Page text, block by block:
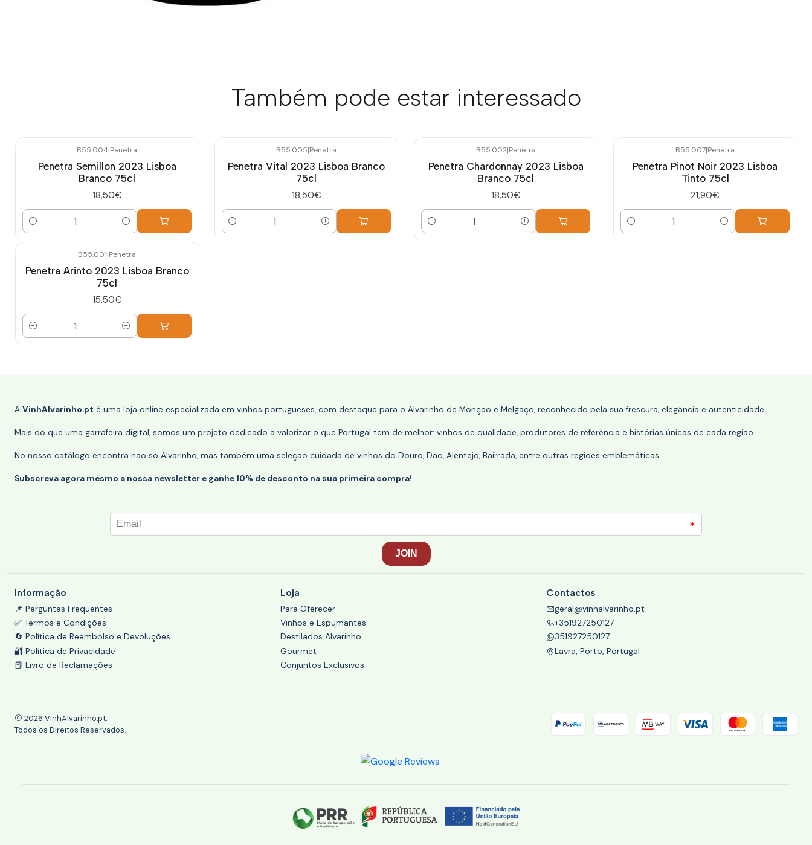
Também pode estar interessado
B55.004|Penetra
Penetra Semillon 2023 Lisboa
Branco 75cl
18,50€
Quantidade
B55.005|Penetra
Penetra Vital 2023 Lisboa Branco
75cl
18,50€
Quantidade
B55.002|Penetra
Penetra Chardonnay 2023 Lisboa
Branco 75cl
18,50€
Quantidade
B55.007|Penetra
Penetra Pinot Noir 2023 Lisboa
Tinto 75cl
21,90€
Quantidade
B55.001|Penetra
Penetra Arinto 2023 Lisboa Branco
75cl
15,50€
Quantidade
A VinhAlvarinho.pt é uma loja online especializada em vinhos portugueses, com destaque para o Alvarinho de Monção e Melgaço, reconhecido pela sua frescura, elegância e autenticidade.
Mais do que uma garrafeira digital, somos um projeto dedicado a valorizar o que Portugal tem de melhor: vinhos de qualidade, produtores de referência e histórias únicas de cada região.
No nosso catálogo encontra não só Alvarinho, mas também uma seleção cuidada de vinhos do Douro, Dão, Alentejo, Bairrada, entre outras regiões emblemáticas.
Subscreva agora mesmo a nossa newsletter e ganhe 10% de desconto na sua primeira compra!
Informação
📌 Perguntas Frequentes
✅ Termos e Condições
🔄 Política de Reembolso e Devoluções
🔐 Política de Privacidade
📕 Livro de Reclamações
Loja
Para Oferecer
Vinhos e Espumantes
Destilados Alvarinho
Gourmet
Conjuntos Exclusivos
Contactos
geral@vinhalvarinho.pt
+351927250127
351927250127
Lavra, Porto, Portugal
2026 VinhAlvarinho.pt.
Todos os Direitos Reservados.